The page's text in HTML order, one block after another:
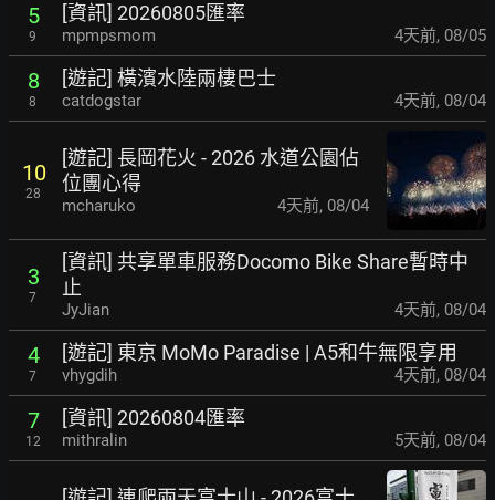
5
9
[資訊] 20260805匯率
mpmpsmom 4天前, 08/05
8
8
[遊記] 橫濱水陸兩棲巴士
catdogstar 4天前, 08/04
10
28
[遊記] 長岡花火 - 2026 水道公園佔
位團心得
mcharuko 4天前, 08/04
3
7
[資訊] 共享單車服務Docomo Bike Share暫時中
止
JyJian 4天前, 08/04
4
7
[遊記] 東京 MoMo Paradise | A5和牛無限享用
vhygdih 4天前, 08/04
7
12
[資訊] 20260804匯率
mithralin 5天前, 08/04